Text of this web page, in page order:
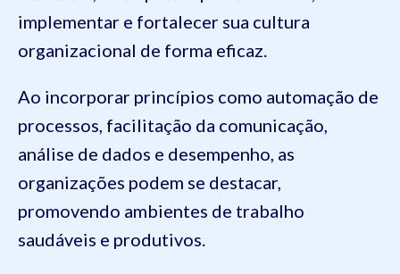
implementar e fortalecer sua cultura
organizacional de forma eficaz.
Ao incorporar princípios como automação de
processos, facilitação da comunicação,
análise de dados e desempenho, as
organizações podem se destacar,
promovendo ambientes de trabalho
saudáveis e produtivos.